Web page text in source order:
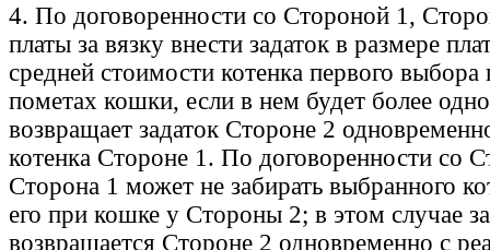
4. По договоренности со Стороной 1,
платы за вязку внести задаток в размере
средней стоимости котенка первого
пометах кошки, если в нем будет более
возвращает задаток Стороне 2
котенка Стороне 1. По договоренности со
Сторона 1 может не забирать выбранного
его при кошке у Стороны 2; в этом случае
возвращается Стороне 2 одновременно с